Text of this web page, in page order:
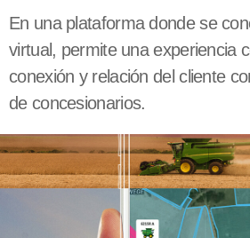
En una plataforma donde se
virtual, permite una experiencia
conexión y relación del cliente
de concesionarios.